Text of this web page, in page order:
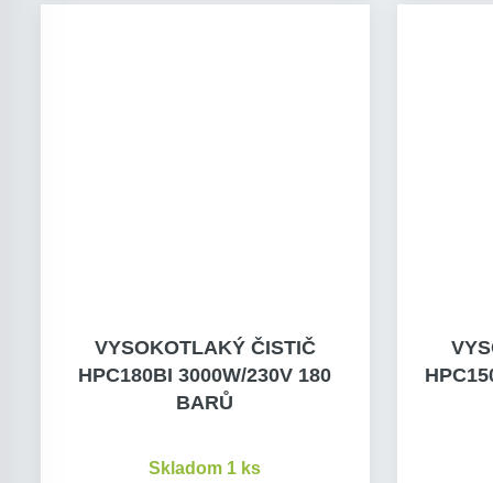
VYSOKOTLAKÝ ČISTIČ
HPC180BI 3000W/230V 180
BARŮ
Skladom 1 ks